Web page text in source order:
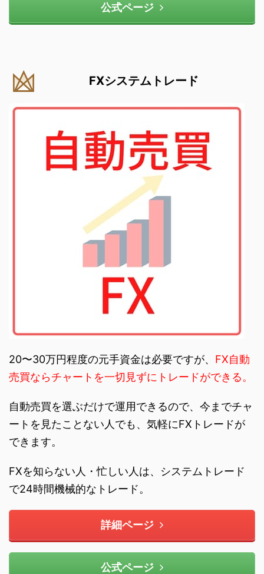
公式ページ
FXシステムトレード
20〜30万円程度の元手資金は必要ですが、 FX自動
売買ならチャートを一切見ずにトレードができる。
自動売買を選ぶだけで運用できるので、今までチャ
ートを見たことない人でも、気軽にFXトレードが
できます。
FXを知らない人・忙しい人は、システムトレード
で24時間機械的なトレード。
詳細ページ
公式ページ